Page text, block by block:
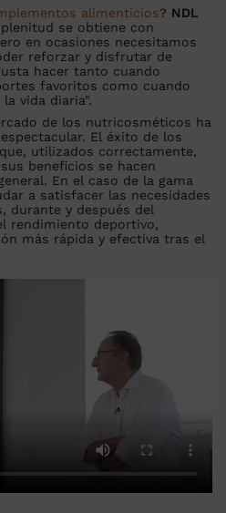
alimenticios? NDL
se obtiene con
en ocasiones necesitamos
reforzar y disfrutar de
hacer tanto cuando
favoritos como cuando
vida diaria".
de los nutricosméticos ha
El éxito de los
utilizados correctamente,
beneficios se hacen
En el caso de la gama
a satisfacer las necesidades
durante y después del
rendimiento deportivo,
más rápida y efectiva tras el